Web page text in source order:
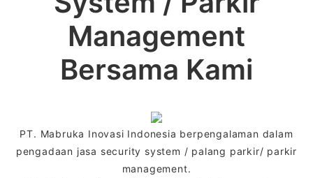
Management
Bersama Kami
PT. Mabruka Inovasi Indonesia berpengalaman dalam
pengadaan jasa security system / palang parkir/ parkir
management.